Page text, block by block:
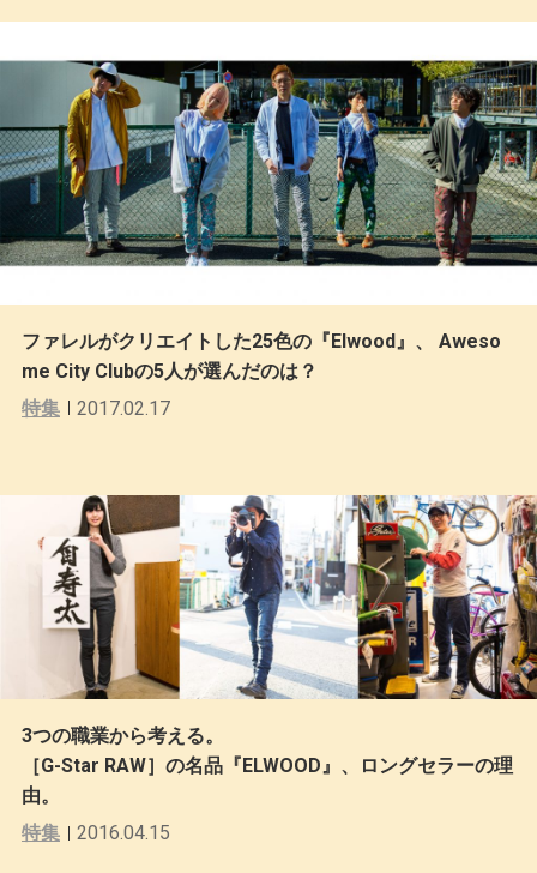
ファレルがクリエイトした25色の『Elwood』、 Aweso
me City Clubの5人が選んだのは？
特集
2017.02.17
3つの職業から考える。
［G-Star RAW］の名品『ELWOOD』、ロングセラーの理
由。
特集
2016.04.15